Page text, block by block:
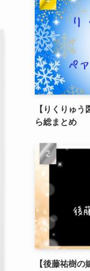
【りくりゅ
ら総まとめ
【後藤祐樹